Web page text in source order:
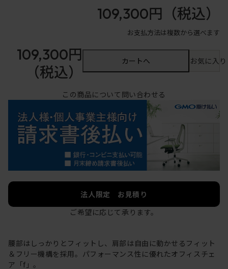
109,300円 （税込）
お支払方法は複数から選べます
109,300円
（税込）
カートへ お気に入
この商品について問い合わせる
法人限定 お見積り
ご希望に応じて承ります。
腰部はしっかりとフィットし、肩部は自由に動かせるフィット
＆フリー機構を採用。パフォーマンス性に優れたオフィスチェ
ア「f」。